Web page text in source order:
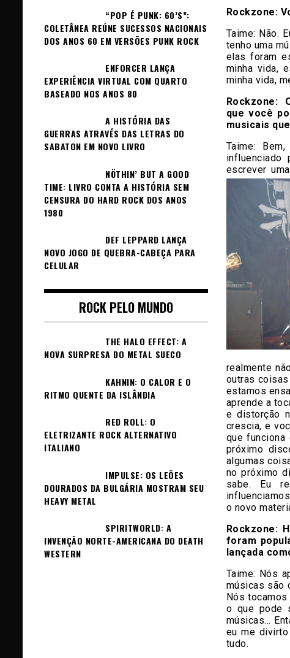
Rockzone:
Taime: Não.
tenho uma
elas foram
minha vida,
minha vida,
Rockzone:
que você
musicais
Taime:
influenciado
escrever
realmente
outras
estamos
aprende a
e distorção
crescia, e
que
próximo
algumas
no próximo
sabe. Eu
o novo
Rockzone:
foram
lançada
Taime: Nós
músicas são
Nós tocamos
o que pode
músicas…
eu me
tudo.
“POP É PUNK: 60’S”:
COLETÂNEA REÚNE SUCESSOS NACIONAIS
DOS ANOS 60 EM VERSÕES PUNK ROCK
ENFORCER LANÇA
EXPERIÊNCIA VIRTUAL COM QUARTO
BASEADO NOS ANOS 80
A HISTÓRIA DAS
GUERRAS ATRAVÉS DAS LETRAS DO
SABATON EM NOVO LIVRO
NÖTHIN’ BUT A GOOD
TIME: LIVRO CONTA A HISTÓRIA SEM
CENSURA DO HARD ROCK DOS ANOS
1980
DEF LEPPARD LANÇA
NOVO JOGO DE QUEBRA-CABEÇA PARA
CELULAR
ROCK PELO MUNDO
THE HALO EFFECT: A
NOVA SURPRESA DO METAL SUECO
KAHNIN: O CALOR E O
RITMO QUENTE DA ISLÂNDIA
RED ROLL: O
ELETRIZANTE ROCK ALTERNATIVO
ITALIANO
IMPULSE: OS LEÕES
DOURADOS DA BULGÁRIA MOSTRAM SEU
HEAVY METAL
SPIRITWORLD: A
INVENÇÃO NORTE-AMERICANA DO DEATH
WESTERN